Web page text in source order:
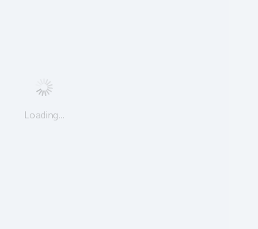
Loading...